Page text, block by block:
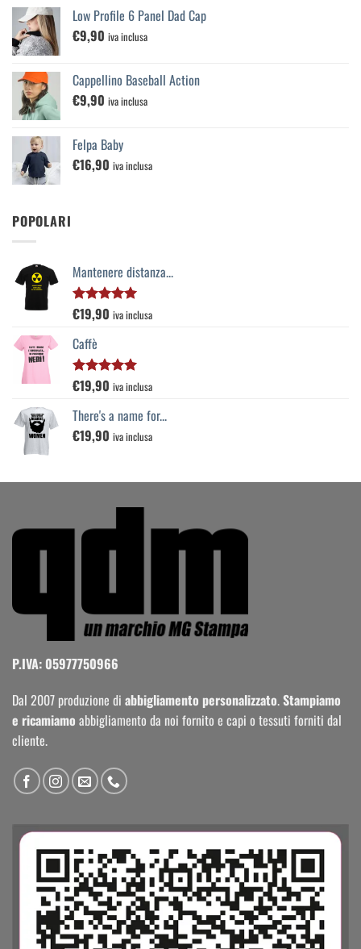
Low Profile 6 Panel Dad Cap
€9,90 iva inclusa
Cappellino Baseball Action
€9,90 iva inclusa
Felpa Baby
€16,90 iva inclusa
POPOLARI
Mantenere distanza...
Valutato
5.00
€19,90 iva inclusa
Caffè
Valutato
5.00
€19,90 iva inclusa
There's a name for...
€19,90 iva inclusa
P.IVA: 05977750966
Dal 2007 produzione di abbigliamento personalizzato.Stampiamo
e ricamiamo abbigliamento da noi fornito e capi o tessuti forniti dal
cliente.